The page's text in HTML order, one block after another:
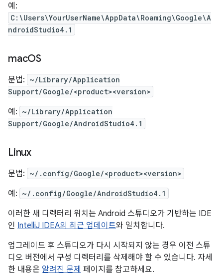
예:
C:\Users\YourUserName\AppData\Roaming\Google\A
ndroidStudio4.1
macOS
문법: ~/Library/Application
Support/Google/<product><version>
예: ~/Library/Application
Support/Google/AndroidStudio4.1
Linux
문법: ~/.config/Google/<product><version>
예: ~/.config/Google/AndroidStudio4.1
이러한 새 디렉터리 위치는 Android 스튜디오가 기반하는 IDE
인 IntelliJ IDEA의 최근 업데이트와 일치합니다.
업그레이드 후 스튜디오가 다시 시작되지 않는 경우 이전 스튜
디오 버전에서 구성 디렉터리를 삭제해야 할 수 있습니다. 자세
한 내용은 알려진 문제 페이지를 참고하세요.